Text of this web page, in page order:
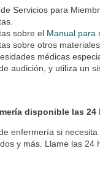
Servicios para
sobre el Manual para
sobre otros
médicas
audición, y utiliza un
disponible las 24
enfermería si
y más. Llame las 24